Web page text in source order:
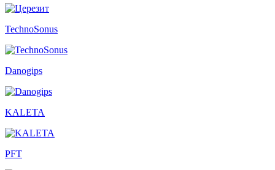
TechnoSonus
Danogips
KALETA
PFT